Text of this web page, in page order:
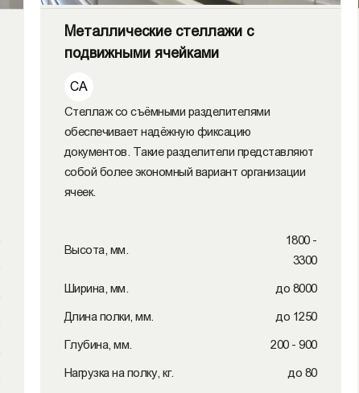
Металлические стеллажи с
подвижными ячейками
СА
Стеллаж со съёмными разделителями
обеспечивает надёжную фиксацию
документов. Такие разделители представляют
собой более экономный вариант организации
ячеек.
Высота, мм.
1800 -
3300
Ширина, мм. до 8000
Длина полки, мм. до 1250
Глубина, мм. 200 - 900
Нагрузка на полку, кг. до 80